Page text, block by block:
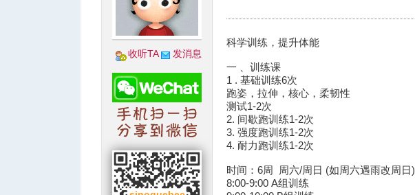
收听TA 发消息
科学训练，提升体能
一 、训练课
1 . 基础训练6次
跑姿，拉伸，核心，柔韧性
测试1-2次
2. 间歇跑训练1-2次
3. 强度跑训练1-2次
4. 耐力跑训练1-2次
时间：6周 周六/周日 (如周六遇雨改周日)
8:00-9:00 A组训练